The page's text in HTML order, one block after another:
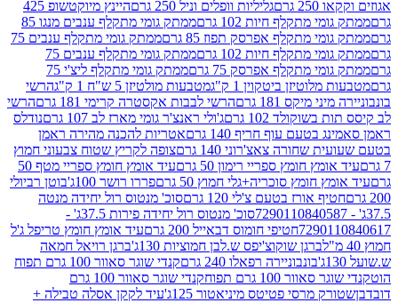
גרם
גליליות וופלים וניל 250 גרם
היינץ מיוקטשופ 425
מתקלף חיות 102 גרם
ממתק גומי מתקלף ענבים מנגו 85
מתקלף אפרסק תפוז 85 גרם
ממתק גומי מתקלף ענבים 75
מתקלף חיות 102 גרם
ממתק גומי מתקלף ענבים 75
מתקלף אפרסק 75 גרם
ממתק גומי מתקלף ליצ'י 75
ביטקוין 1 ק"ג
מטבעות מולטיזן 5 ש"ח 1 ק"ג
הרשי
מיקס 181 גרם
הרשי לבבות אקסטרה קרימי 181 גרם
הרשי
102 גרם
ג'ולי ראנצ'ר גומי מארז לב 107 גרם
נודלס
עוף חריף 140 גרם
אטריות להכנה מהירה ראמן
שחורה צאצ'רוני 140 גרם
צופה לקריץ שטוח צבעוני חמוץ
חומץ ספריי רימון 50 גרם
עיד אומץ חומץ ספריי מטף 50
חומץ סוכריה+גלי חמוץ 50 גרם
פררו רושר 100ג'
בוטן רביולי
אורז בטעם צ'לי 120 גרם
סוכ' מנטוס רול יחידה מנטה
סוכ' מנטוס רול יחידה פירות 37.5ג' -
חטיפי חומוס דבאייל 200 גרם
עיד אומץ חומץ טריפל ג'ל
ברגן שוקוצ'יפס ש.לבן חמוציות 130ג'
ברגן רויאל חמאה
בונבוניירה רפאלו 240 גרם
קנדי שוגר סאוור 100 גרם תפוח
100 גרם תפוח
קנדי שוגר סאוור 100 גרם
מרסי פטיטס מיניאטור 125ג'
עיד לקקן אסלה טבילה +